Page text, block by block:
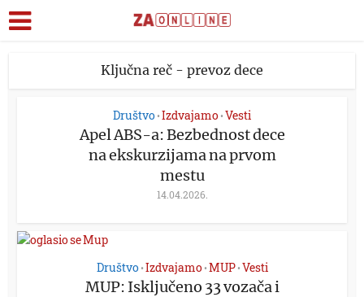
Ključna reč - prevoz dece
Društvo•Izdvajamo•Vesti
Apel ABS-a: Bezbednost dece
na ekskurzijama na prvom
mestu
14.04.2026.
Društvo •Izdvajamo •MUP •Vesti
MUP: Isključeno 33 vozača i